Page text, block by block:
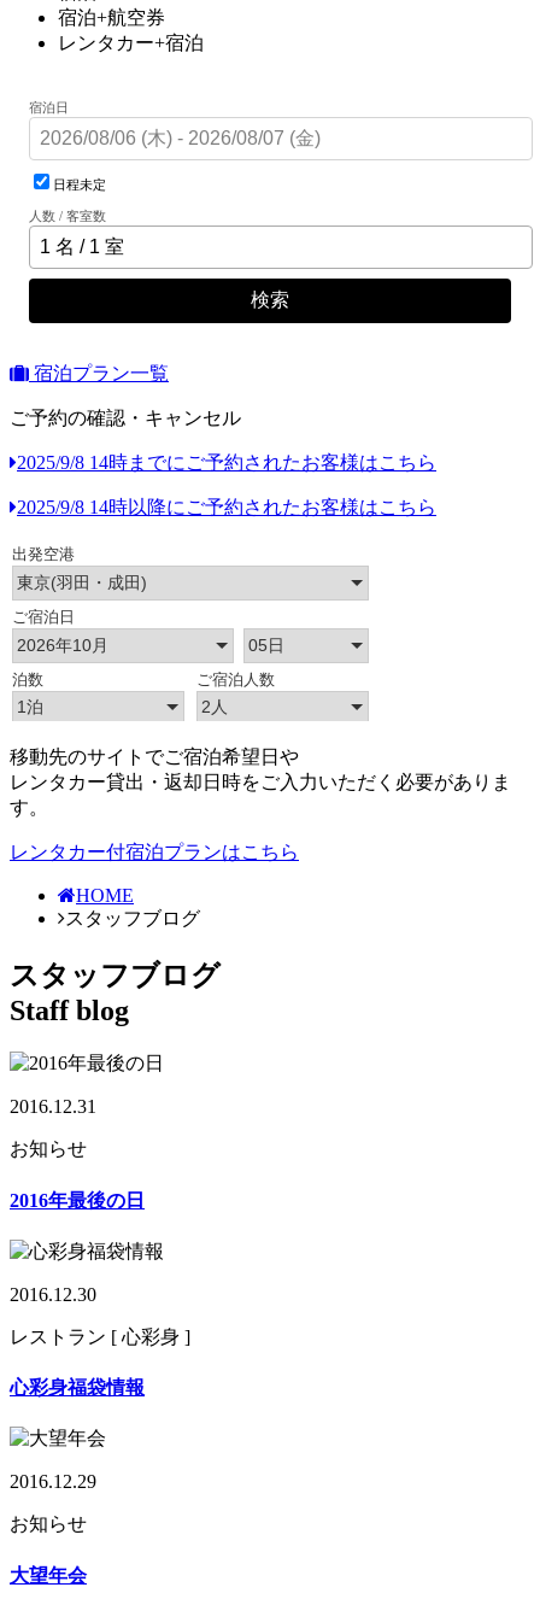
宿泊+航空券
レンタカー+宿泊
宿泊日
日程未定
人数 / 客室数
検索
宿泊プラン一覧
ご予約の確認・キャンセル
2025/9/8 14時までにご予約されたお客様はこちら
2025/9/8 14時以降にご予約されたお客様はこちら
移動先のサイトでご宿泊希望日や
レンタカー貸出・返却日時をご入力いただく必要がありま
す。
レンタカー付宿泊プランはこちら
HOME
スタッフブログ
スタッフブログ
Staff blog
2016.12.31
お知らせ
2016年最後の日
2016.12.30
レストラン [ 心彩身 ]
心彩身福袋情報
2016.12.29
お知らせ
大望年会